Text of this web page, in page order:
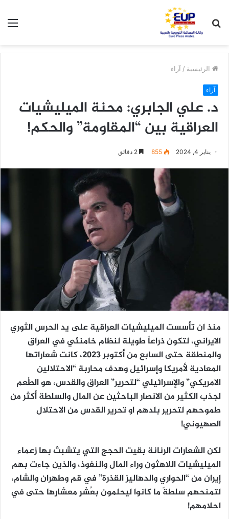
عن
الرئيسية / آراء
آراء
د. علي الجابري: محنة الميليشيات
العراقية بين “المقاومة” والحكم!
يناير 4, 2024 855
منذ ان تأسست الميليشيات العراقية على يد الحرس الثوري
الايراني، لتكون ذراعاً طويلة لنظام خامنئي في العراق
والمنطقة حتى السابع من أكتوبر 2023، كانت شعاراتها
المعادية لأمريكا وإسرائيل وهدف محاربة “الاحتلالين
الامريكي” والإسرائيلي “لتحرير” العراق والقدس، هو الطُعم
لجذب الكثير من الانصار الباحثين عن المال والسلطة أكثر من
طموحهم لتحرير بلدهم او تحرير القدس من الاحتلال
الصهيوني!
لكن الشعارات الرنانة بقيت الحجج التي يتشبث بها زعماء
الميليشيات اللاهثون وراء المال والنفوذ، والذين جاءت بهم
إيران من “الحواري والدهاليز القذرة” في قم وطهران والشام،
لتمنحهم سلطةً ما كانوا ليحلمون بعُشرِ معشارِها حتى في
احلامهم!